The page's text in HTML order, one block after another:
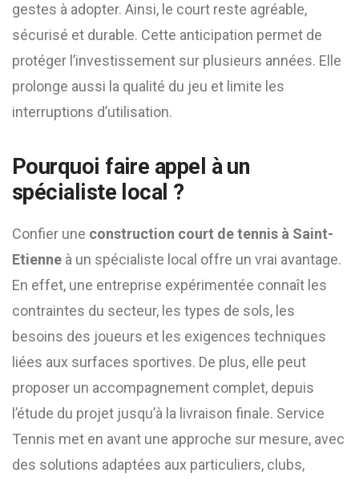
gestes à adopter. Ainsi, le court reste agréable,
sécurisé et durable. Cette anticipation permet de
protéger l’investissement sur plusieurs années. Elle
prolonge aussi la qualité du jeu et limite les
interruptions d’utilisation.
Pourquoi faire appel à un
spécialiste local ?
Confier une construction court de tennis à Saint-
Etienne à un spécialiste local offre un vrai avantage.
En effet, une entreprise expérimentée connaît les
contraintes du secteur, les types de sols, les
besoins des joueurs et les exigences techniques
liées aux surfaces sportives. De plus, elle peut
proposer un accompagnement complet, depuis
l’étude du projet jusqu’à la livraison finale. Service
Tennis met en avant une approche sur mesure, avec
des solutions adaptées aux particuliers, clubs,